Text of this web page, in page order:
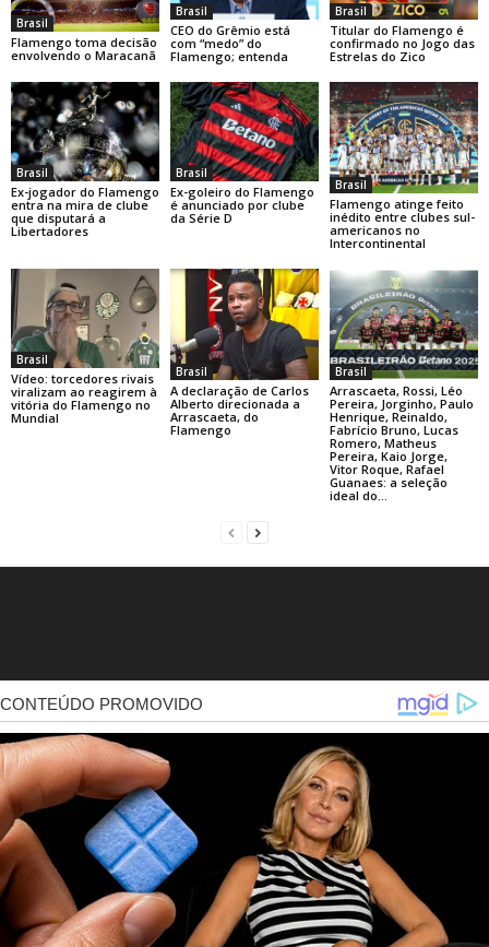
Brasil
Flamengo toma decisão
envolvendo o Maracanã
Brasil
CEO do Grêmio está
com “medo” do
Flamengo; entenda
Brasil
Titular do Flamengo é
confirmado no Jogo das
Estrelas do Zico
Brasil
Ex-jogador do Flamengo
entra na mira de clube
que disputará a
Libertadores
Brasil
Ex-goleiro do Flamengo
é anunciado por clube
da Série D
Brasil
Flamengo atinge feito
inédito entre clubes sul-
americanos no
Intercontinental
Brasil
Vídeo: torcedores rivais
viralizam ao reagirem à
vitória do Flamengo no
Mundial
Brasil
A declaração de Carlos
Alberto direcionada a
Arrascaeta, do
Flamengo
Brasil
Arrascaeta, Rossi, Léo
Pereira, Jorginho, Paulo
Henrique, Reinaldo,
Fabrício Bruno, Lucas
Romero, Matheus
Pereira, Kaio Jorge,
Vitor Roque, Rafael
Guanaes: a seleção
ideal do...